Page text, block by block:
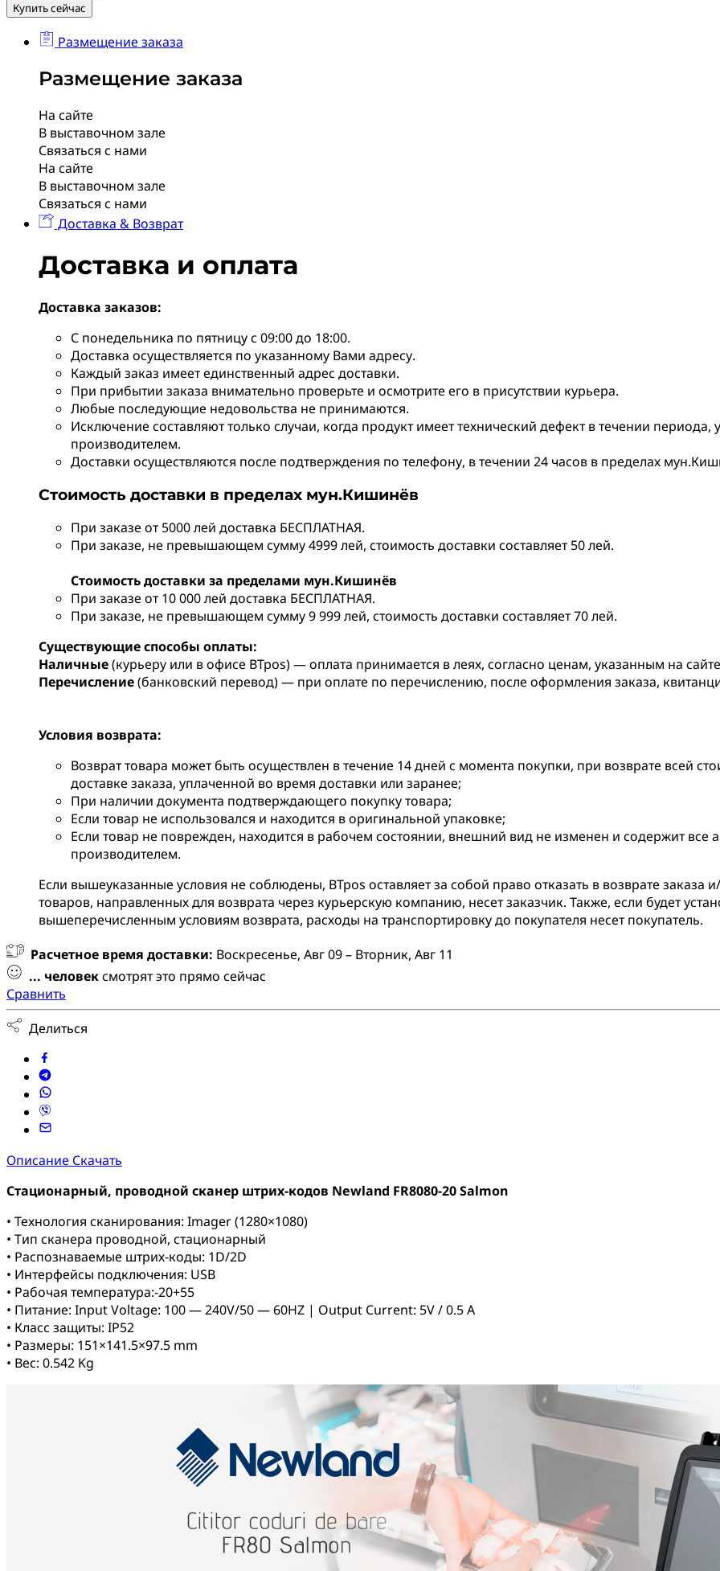
Купить сейчас
Размещение заказа
Размещение заказа
На сайте
В выставочном зале
Связаться с нами
На сайте
В выставочном зале
Связаться с нами
Доставка & Возврат
Доставка и оплата
Доставка заказов:
С понедельника по пятницу с 09:00 до 18:00.
Доставка осуществляется по указанному Вами адресу.
Каждый заказ имеет единственный адрес доставки.
При прибытии заказа внимательно проверьте и осмотрите его в присутствии курьера.
Любые последующие недовольства не принимаются.
Исключение составляют только случаи, когда продукт имеет технический дефект в течении
производителем.
Доставки осуществляются после подтверждения по телефону, в течении 24 часов в пределах
Стоимость доставки в пределах мун.Кишинёв
При заказе от 5000 лей доставка БЕСПЛАТНАЯ.
При заказе, не превышающем сумму 4999 лей, стоимость доставки составляет 50 лей.
Стоимость доставки за пределами мун.Кишинёв
При заказе от 10 000 лей доставка БЕСПЛАТНАЯ.
При заказе, не превышающем сумму 9 999 лей, стоимость доставки составляет 70 лей.
Существующие способы оплаты:
Наличные(курьеру или в офисе BTpos) — оплата принимается в леях, согласно ценам, указанным на
Перечисление(банковский перевод) — при оплате по перечислению, после оформления заказа,
Условия возврата:
Возврат товара может быть осуществлен в течение 14 дней с момента покупки, при возврате всей
доставке заказа, уплаченной во время доставки или заранее;
При наличии документа подтверждающего покупку товара;
Если товар не использовался и находится в оригинальной упаковке;
Если товар не поврежден, находится в рабочем состоянии, внешний вид не изменен и содержит все
производителем.
Если вышеуказанные условия не соблюдены, BTpos оставляет за собой право отказать в возврате заказа
товаров, направленных для возврата через курьерскую компанию, несет заказчик. Также, если будет
вышеперечисленным условиям возврата, расходы на транспортировку до покупателя несет покупатель.
Расчетное время доставки: Воскресенье, Авг 09 – Вторник, Авг 11
... человексмотрят это прямо сейчас
Сравнить
Делиться
Описание Скачать
Стационарный, проводной сканер штрих-кодов Newland FR8080-20 Salmon
• Технология сканирования: Imager (1280×1080)
• Тип сканера проводной, стационарный
• Распознаваемые штрих-коды: 1D/2D
• Интерфейсы подключения: USB
• Рабочая температура:-20+55
• Питание: Input Voltage: 100 — 240V/50 — 60HZ | Output Current: 5V / 0.5 A
• Класc защиты: IP52
• Размеры: 151×141.5×97.5 mm
• Вес: 0.542 Kg